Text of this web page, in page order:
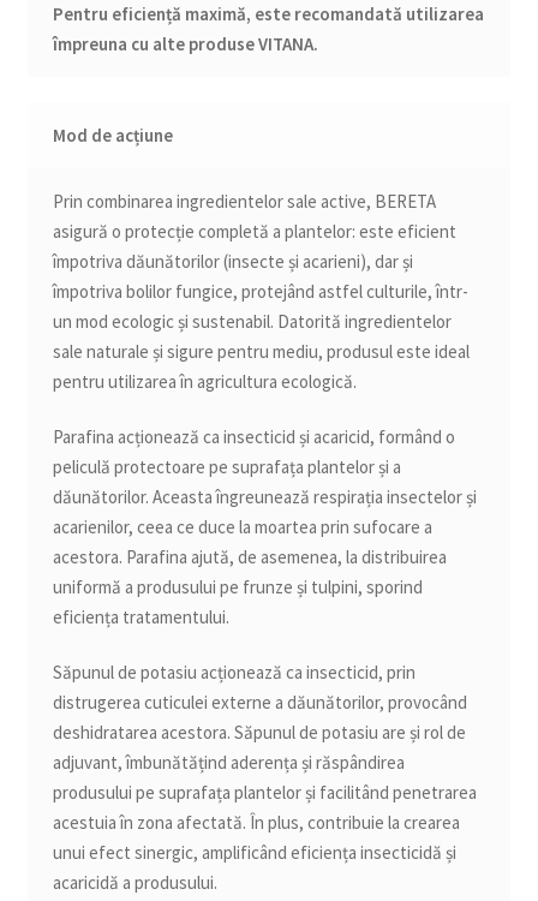
Pentru eficiență maximă, este recomandată utilizarea
împreuna cu alte produse VITANA.
Mod de acțiune
Prin combinarea ingredientelor sale active, BERETA
asigură o protecție completă a plantelor: este eficient
împotriva dăunătorilor (insecte și acarieni), dar și
împotriva bolilor fungice, protejând astfel culturile, într-
un mod ecologic și sustenabil. Datorită ingredientelor
sale naturale și sigure pentru mediu, produsul este ideal
pentru utilizarea în agricultura ecologică.
Parafina acționează ca insecticid și acaricid, formând o
peliculă protectoare pe suprafața plantelor și a
dăunătorilor. Aceasta îngreunează respirația insectelor și
acarienilor, ceea ce duce la moartea prin sufocare a
acestora. Parafina ajută, de asemenea, la distribuirea
uniformă a produsului pe frunze și tulpini, sporind
eficiența tratamentului.
Săpunul de potasiu acționează ca insecticid, prin
distrugerea cuticulei externe a dăunătorilor, provocând
deshidratarea acestora. Săpunul de potasiu are și rol de
adjuvant, îmbunătățind aderența și răspândirea
produsului pe suprafața plantelor și facilitând penetrarea
acestuia în zona afectată. În plus, contribuie la crearea
unui efect sinergic, amplificând eficiența insecticidă și
acaricidă a produsului.